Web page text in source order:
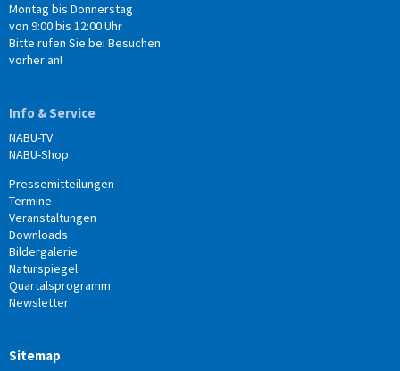
Montag bis Donnerstag
von 9:00 bis 12:00 Uhr
Bitte rufen Sie bei Besuchen
vorher an!
Info & Service
NABU-TV
NABU-Shop
Pressemitteilungen
Termine
Veranstaltungen
Downloads
Bildergalerie
Naturspiegel
Quartalsprogramm
Newsletter
Sitemap